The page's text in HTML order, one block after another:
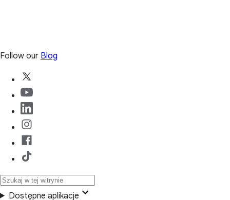
Follow our Blog
Dostępne aplikacje